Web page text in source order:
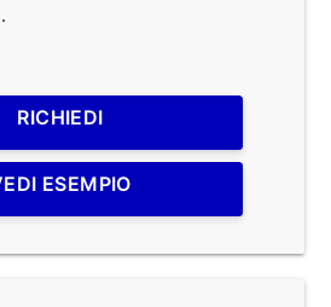
RICHIEDI
ESEMPIO